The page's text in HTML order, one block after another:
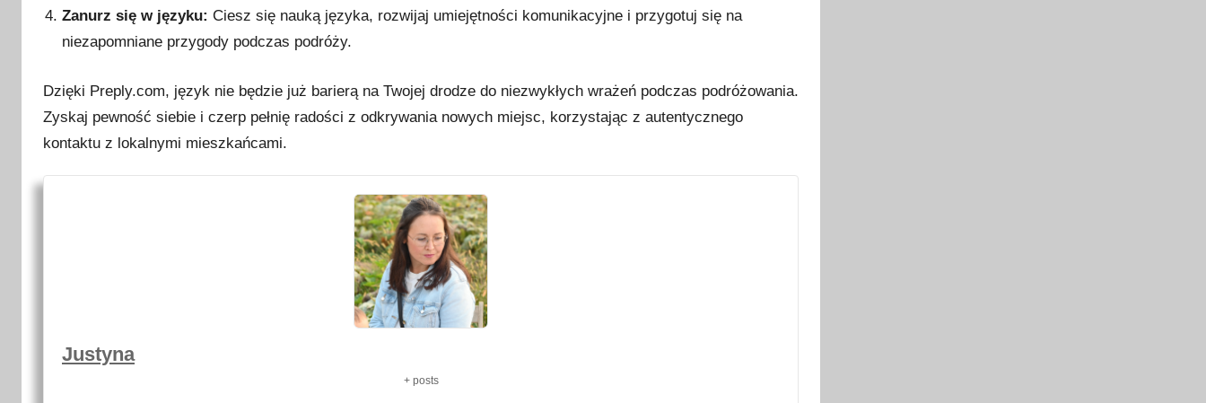
Zanurz się w języku: Ciesz się nauką języka, rozwijaj umiejętności komunikacyjne i przygotuj się na
niezapomniane przygody podczas podróży.
Dzięki Preply.com, język nie będzie już barierą na Twojej drodze do niezwykłych wrażeń podczas podróżowania.
Zyskaj pewność siebie i czerp pełnię radości z odkrywania nowych miejsc, korzystając z autentycznego
kontaktu z lokalnymi mieszkańcami.
Justyna
+ posts